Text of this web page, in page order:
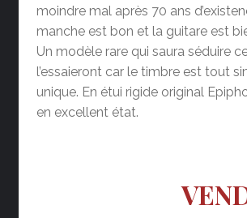
moindre mal après 70 ans
manche est bon et la guitare est
Un modèle rare qui saura séduire
l’essaieront car le timbre est tout
unique. En étui rigide original
en excellent état.